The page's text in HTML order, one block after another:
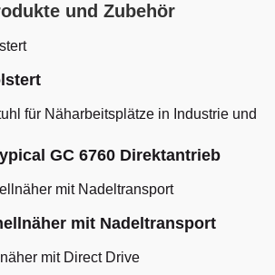
und Zubehör
für Näharbeitsplätze in Industrie und
GC 6760 Direktantrieb
mit Nadeltransport
mit Direct Drive